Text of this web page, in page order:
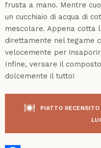
frusta a mano. Mentre
un cucchiaio di acqua di
mescolare. Appena cotta
direttamente nel tegame
velocemente per
Infine, versare il
dolcemente il tutto!
PIATTO